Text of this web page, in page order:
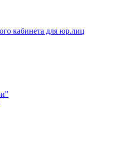
кабинета для юр.лиц